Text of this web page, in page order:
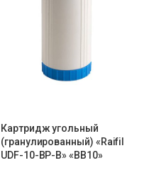
Картридж угольный
(гранулированный) «Raifil
UDF-10-BP-B» «BB10»